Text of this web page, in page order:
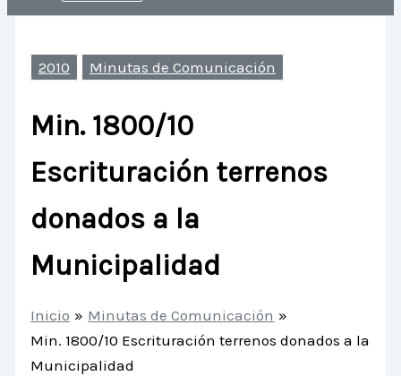
2010 Minutas de Comunicación
Min. 1800/10
Escrituración terrenos
donados a la
Municipalidad
Inicio
Minutas de Comunicación
Min. 1800/10 Escrituración terrenos donados a la
Municipalidad